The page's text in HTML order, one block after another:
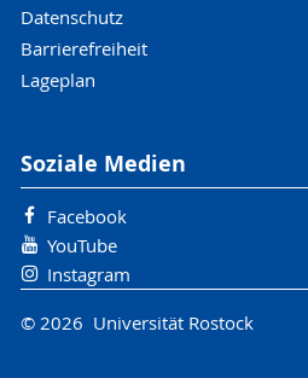
Datenschutz
Barrierefreiheit
Lageplan
Soziale Medien
Facebook
YouTube
Instagram
© 2026 Universität Rostock